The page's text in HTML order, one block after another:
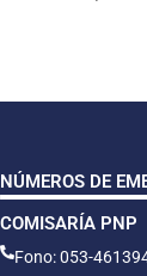
NÚMEROS DE
COMISARÍA PNP
Fono: 053-